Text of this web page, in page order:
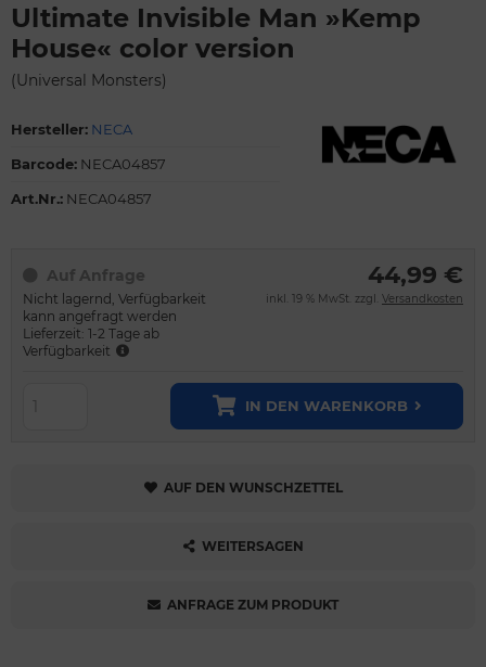
Ultimate Invisible Man »Kemp
House« color version
(Universal Monsters)
Hersteller: NECA
Barcode: NECA04857
Art.Nr.: NECA04857
Auf Anfrage
Nicht lagernd, Verfügbarkeit
kann angefragt werden
Lieferzeit: 1-2 Tage ab
Verfügbarkeit
44,99 €
inkl. 19 % MwSt. zzgl. Versandkosten
IN DEN WARENKORB
AUF DEN WUNSCHZETTEL
WEITERSAGEN
ANFRAGE ZUM PRODUKT